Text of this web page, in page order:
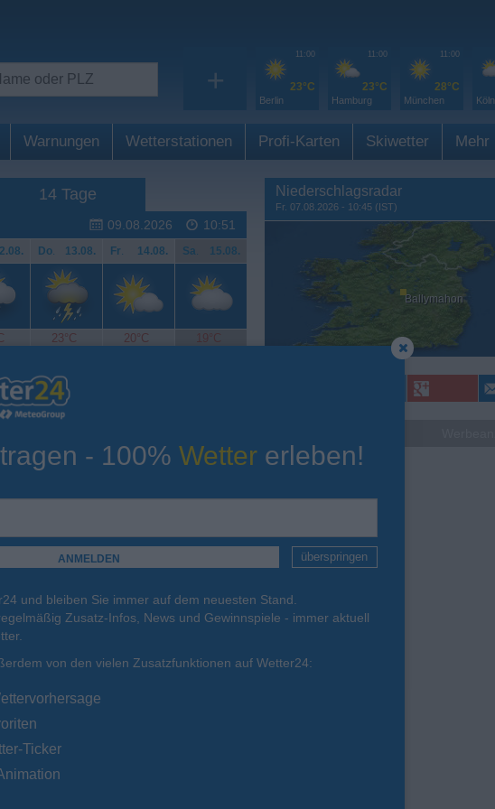
+
11:00
23°C
Berlin
11:00
23°C
Hamburg
11:00
28°C
München Köln
Warnungen Wetterstationen Profi-Karten Skiwetter Mehr
14 Tage
09.08.2026 10:51
Do. 13.08. Fr. 14.08. Sa. 15.08.
23°C 20°C 19°C
Aktuelle Temperatur
Do . 20.08. Fr. 21.08. Sa. 22.08.
20°C
Niederschlagsradar
Fr. 07.08.2026 - 10:45 (IST)
Ballymahon
- 100% Wetter erleben!
überspringen
und bleiben Sie immer auf dem neuesten Stand.
Zusatz-Infos, News und Gewinnspiele - immer aktuell
von den vielen Zusatzfunktionen auf Wetter24:
Ticker